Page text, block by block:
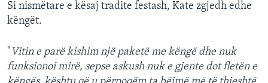
Si nismëtare e kësaj tradite festash, Kate zgjedh edhe
këngët.
" Vitin e parë kishim një paketë me këngë dhe nuk
funksionoi mirë, sepse askush nuk e gjente dot fletën e